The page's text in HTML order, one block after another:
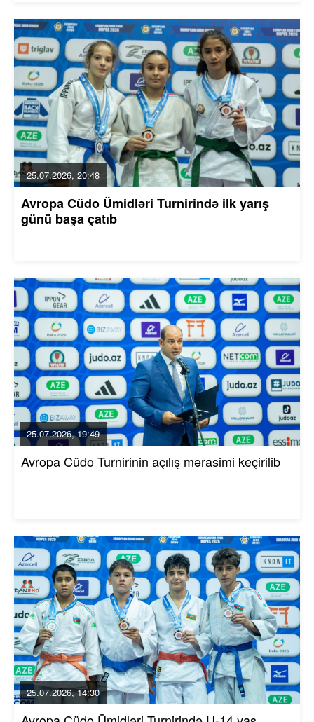
25.07.2026, 20:48
Avropa Cüdo Ümidləri Turnirində ilk yarış
günü başa çatıb
25.07.2026, 19:49
Avropa Cüdo Turnirinin açılış mərasimi keçirilib
25.07.2026, 14:30